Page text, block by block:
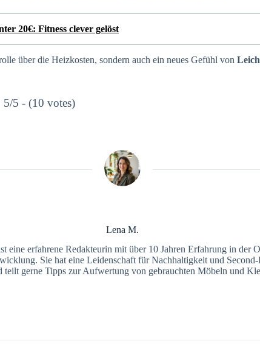
20€: Fitness clever gelöst
über die Heizkosten, sondern auch ein neues Gefühl von
5/5 - (10 votes)
Lena M.
eine erfahrene Redakteurin mit über 10 Jahren Erfahrung in der
Sie hat eine Leidenschaft für Nachhaltigkeit und
teilt gerne Tipps zur Aufwertung von gebrauchten Möbeln und